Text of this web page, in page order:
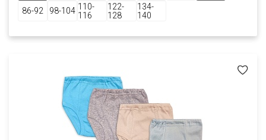
86-92 98-104 110-
116
122-
128
134-
140